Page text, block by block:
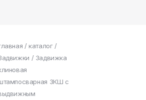
/ каталог/
/ Задвижка
ЗКШ с